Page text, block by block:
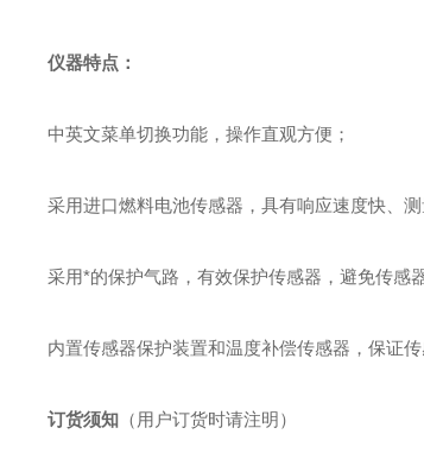
仪器特点：
中英文菜单切换功能，操作直观方便 ；
采用进口燃料电池传感器，具有响应速度快、
采用*的保护气路，有效保护传感器，避免传感
内置传感器保护装置和温度补偿传感器，保证
订货须知 （用户订货时请注明）